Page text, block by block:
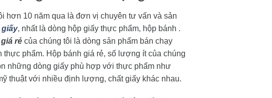
hơn 10 năm qua là đơn vị chuyên tư vấn và sản
giấy, nhất là dòng hộp giấy thực phẩm, hộp bánh .
rẻ của chúng tôi là dòng sản phẩm bán chạy
thực phẩm. Hộp bánh giá rẻ, số lượng ít của chúng
những dòng giấy phù hợp với thực phẩm như
thuật với nhiều định lượng, chất giấy khác nhau.